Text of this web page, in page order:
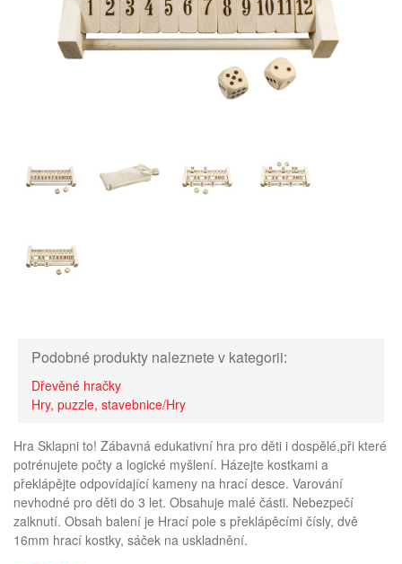
Podobné produkty naleznete v kategorii:
Dřevěné hračky
Hry, puzzle, stavebnice/Hry
Hra Sklapni to! Zábavná edukativní hra pro děti i dospělé,při které
potrénujete počty a logické myšlení. Házejte kostkami a
překlápějte odpovídající kameny na hrací desce. Varování
nevhodné pro děti do 3 let. Obsahuje malé části. Nebezpečí
zalknutí. Obsah balení je Hrací pole s překlápěcími čísly, dvě
16mm hrací kostky, sáček na uskladnění.